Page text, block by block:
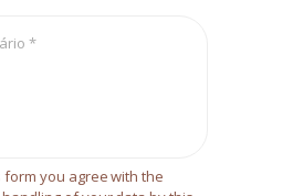
form you agree with the